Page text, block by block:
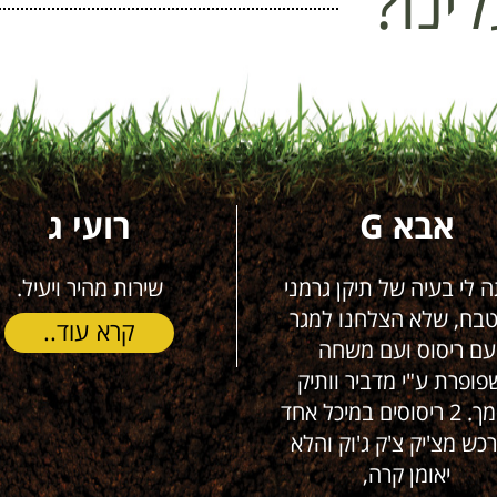
רועי ג
שירות מהיר ויעיל.
קרא עוד..
נתן דוב
שרות מעולה
בטוח שאזמין כל
קרא